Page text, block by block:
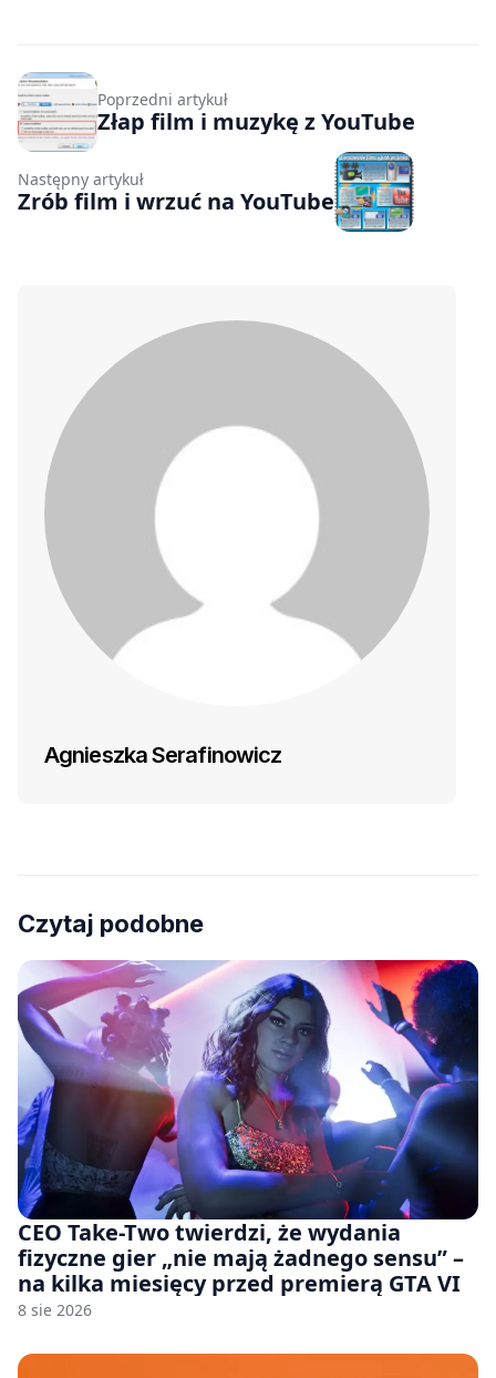
Poprzedni artykuł
Złap film i muzykę z YouTube
Następny artykuł
Zrób film i wrzuć na YouTube
Agnieszka Serafinowicz
Czytaj podobne
CEO Take-Two twierdzi, że wydania
fizyczne gier „nie mają żadnego sensu” –
na kilka miesięcy przed premierą GTA VI
8 sie 2026